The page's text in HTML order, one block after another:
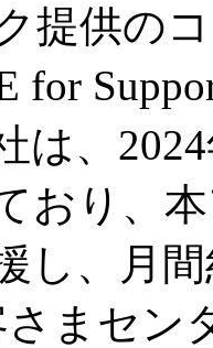
提供の
for
は、
おり、
し、月
まセン